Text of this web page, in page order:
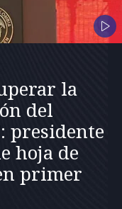
la
del
presidente
hoja de
primer